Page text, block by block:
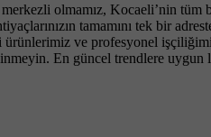
olmamız, Kocaeli’nin tüm
tamamını tek bir
ve profesyonel
En güncel trendlere